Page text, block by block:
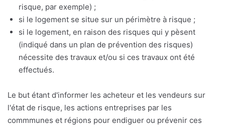
risque, par exemple) ;
si le logement se situe sur un périmètre à risque ;
si le logement, en raison des risques qui y pèsent
(indiqué dans un plan de prévention des risques)
nécessite des travaux et/ou si ces travaux ont été
effectués.
Le but étant d'informer les acheteur et les vendeurs sur
l'état de risque, les actions entreprises par les
commmunes et régions pour endiguer ou prévenir ces